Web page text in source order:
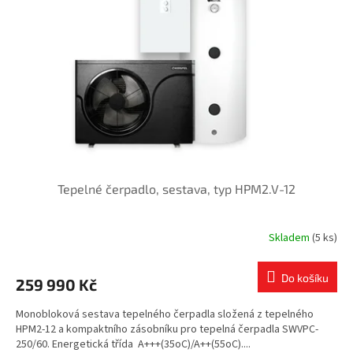
Tepelné čerpadlo, sestava, typ HPM2.V-12
Skladem (5 ks)
259 990 Kč Do košíku
Monobloková sestava tepelného čerpadla složená z tepelného
HPM2-12 a kompaktního zásobníku pro tepelná čerpadla SWVPC-
250/60. Energetická třída A+++(35oC)/A++(55oC)....